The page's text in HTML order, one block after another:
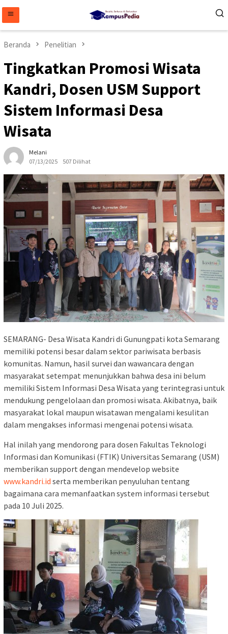
konten
Beranda Penelitian
Tingkatkan Promosi Wisata
Kandri, Dosen USM Support
Sistem Informasi Desa
Wisata
Melani
07/13/2025
507 Dilihat
SEMARANG- Desa Wisata Kandri di Gunungpati kota Semarang
memiliki potensi besar dalam sektor pariwisata berbasis
komunitas. Namun, hasil survei dan wawancara dengan
masyarakat setempat menunjukkan bahwa desa ini belum
memiliki Sistem Informasi Desa Wisata yang terintegrasi untuk
mendukung pengelolaan dan promosi wisata. Akibatnya, baik
masyarakat lokal maupun wisatawan mengalami kesulitan
dalam mengakses informasi mengenai potensi wisata.
Hal inilah yang mendorong para dosen Fakultas Teknologi
Informasi dan Komunikasi (FTIK) Universitas Semarang (USM)
memberikan support dengan mendevelop website
www.kandri.id serta memberikan penyuluhan tentang
bagaimana cara memanfaatkan system informasi tersebut
pada 10 Juli 2025.